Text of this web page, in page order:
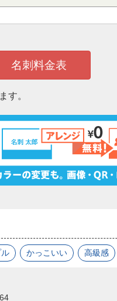
名刺料金表
す。
かっこいい 高級感